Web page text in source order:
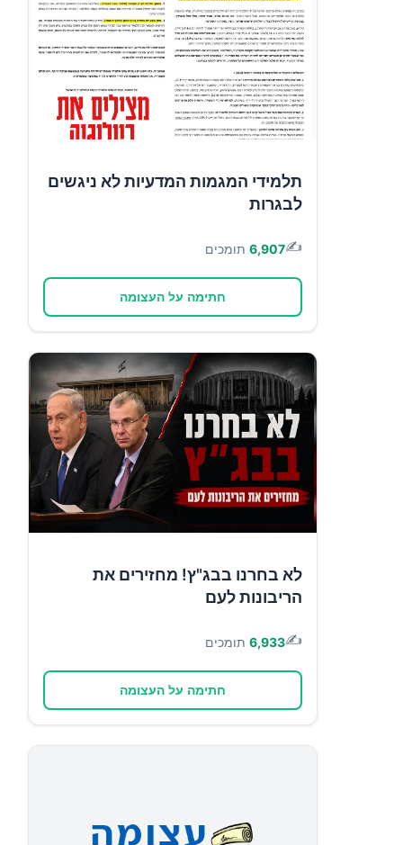
תלמידי המגמות המדעיות לא ניגשים
לבגרות
✍️
6,907 תומכים
חתימה על העצומה
לא בחרנו בבג"ץ! מחזירים את
הריבונות לעם
✍️
6,933 תומכים
חתימה על העצומה